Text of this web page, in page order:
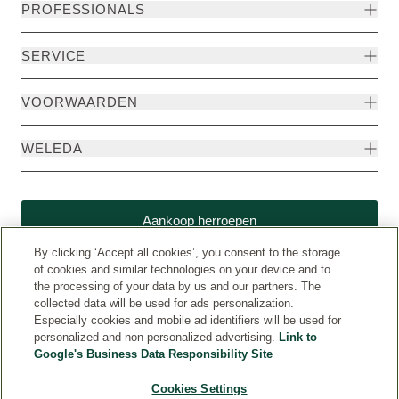
PROFESSIONALS
SERVICE
VOORWAARDEN
WELEDA
Aankoop herroepen
By clicking ‘Accept all cookies’, you consent to the storage
of cookies and similar technologies on your device and to
the processing of your data by us and our partners. The
collected data will be used for ads personalization.
Especially cookies and mobile ad identifiers will be used for
personalized and non-personalized advertising. Link to
Google's Business Data Responsibility Site
Cookies Settings